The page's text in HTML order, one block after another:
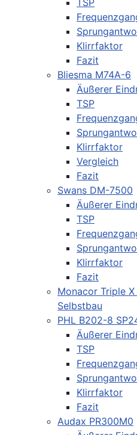
TSP
Klirrfaktor
Fazit
Bliesma M74A-6
Äußerer
TSP
Klirrfaktor
Vergleich
Fazit
Swans DM-7500
Äußerer
TSP
Klirrfaktor
Fazit
Monacor Triple
Selbstbau
PHL B202-8
Äußerer
TSP
Klirrfaktor
Fazit
Audax PR300M0